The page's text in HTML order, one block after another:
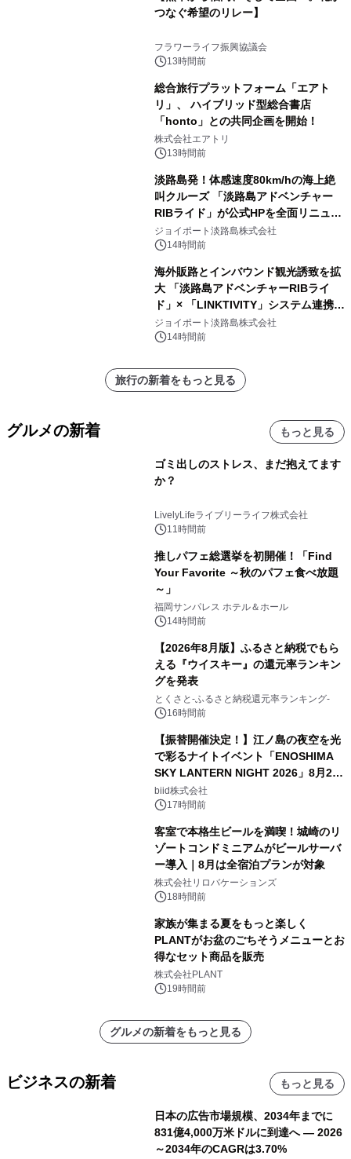
つなぐ希望のリレー】
フラワーライフ振興協議会
13時間前
総合旅行プラットフォーム「エアト
リ」、 ハイブリッド型総合書店
「honto」との共同企画を開始！
株式会社エアトリ
13時間前
淡路島発！体感速度80km/hの海上絶
叫クルーズ 「淡路島アドベンチャー
RIBライド」が公式HPを全面リニュー
アル！ ～スマホで即予約完了の「スマ
ート設計」へ刷新～
ジョイポート淡路島株式会社
14時間前
海外販路とインバウンド観光誘致を拡
大 「淡路島アドベンチャーRIBライ
ド」× 「LINKTIVITY」システム連携を
開始！
ジョイポート淡路島株式会社
14時間前
旅行の新着をもっと見る
グルメの新着 もっと見る
ゴミ出しのストレス、まだ抱えてます
か？
LivelyLifeライブリーライフ株式会社
11時間前
推しパフェ総選挙を初開催！「Find
Your Favorite ～秋のパフェ食べ放題
～」
福岡サンパレス ホテル＆ホール
14時間前
【2026年8月版】ふるさと納税でもら
える『ウイスキー』の還元率ランキン
グを発表
とくさと-ふるさと納税還元率ランキング-
16時間前
【振替開催決定！】江ノ島の夜空を光
で彩るナイトイベント「ENOSHIMA
SKY LANTERN NIGHT 2026」8月22
日(土)振替開催＆受付スタート！
biid株式会社
17時間前
客室で本格生ビールを満喫！城崎のリ
ゾートコンドミニアムがビールサーバ
ー導入｜8月は全宿泊プランが対象
株式会社リロバケーションズ
18時間前
家族が集まる夏をもっと楽しく
PLANTがお盆のごちそうメニューとお
得なセット商品を販売
株式会社PLANT
19時間前
グルメの新着をもっと見る
ビジネスの新着 もっと見る
日本の広告市場規模、2034年までに
831億4,000万米ドルに到達へ ― 2026
～2034年のCAGRは3.70%